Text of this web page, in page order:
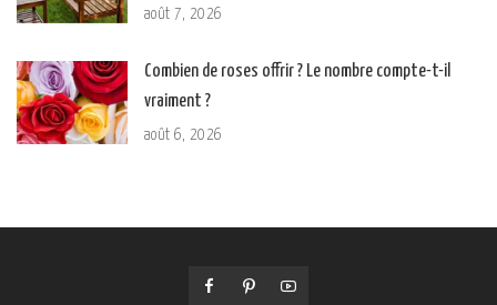
août 7, 2026
Combien de roses offrir ? Le nombre compte-t-il
vraiment ?
août 6, 2026